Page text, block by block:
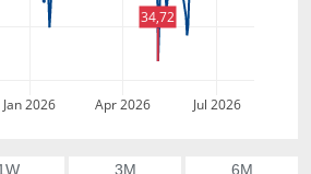
Jan 2026 Apr 2026 Jul 2026
34,72
3M 6M